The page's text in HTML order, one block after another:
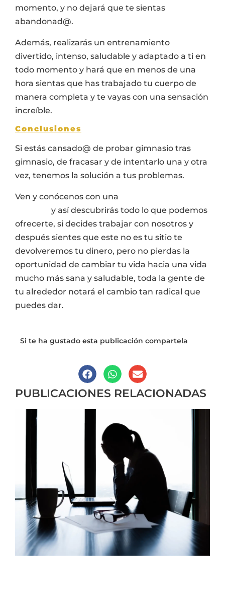
momento, y no dejará que te sientas
abandonad@.
Además, realizarás un entrenamiento
divertido, intenso, saludable y adaptado a ti en
todo momento y hará que en menos de una
hora sientas que has trabajado tu cuerpo de
manera completa y te vayas con una sensación
increíble.
Conclusiones
Si estás cansado@ de probar gimnasio tras
gimnasio, de fracasar y de intentarlo una y otra
vez, tenemos la solución a tus problemas.
Ven y conócenos con una
y así descubrirás todo lo que podemos
ofrecerte, si decides trabajar con nosotros y
después sientes que este no es tu sitio te
devolveremos tu dinero, pero no pierdas la
oportunidad de cambiar tu vida hacia una vida
mucho más sana y saludable, toda la gente de
tu alrededor notará el cambio tan radical que
puedes dar.
Si te ha gustado esta publicación compartela
PUBLICACIONES RELACIONADAS